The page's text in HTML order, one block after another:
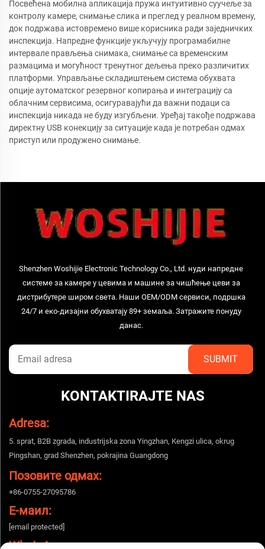
Посвећена мобилна апликација пружа интуитивно суучеље за
контролу камере, снимање слика и преглед у реалном времену,
док подржава истовремено више корисника ради заједничких
инспекција. Напредне функције укључују програмабилне
интервале прављења снимака, снимање са временским
размацима и могућност тренутног дељења преко различитих
платформи. Управљање складиштењем система обухвата
опције аутоматског резервног копирања и интеграцију са
облачним сервисима, осигуравајући да важни подаци са
инспекција никада не буду изгубљени. Уређај такође подржава
директну USB конекцију за ситуације када је потребан одмах
приступ или продужено снимање.
Shenzhen Woshijie Electronic Technology Co., Ltd. нуди напредне
системе за камере у цевима и машине за чишћење цеви за
дистрибутере широм света. Наши OEM/ODM сервиси, подршка
24/7 и еко-дизајни обухватају 89+ земаља. Затражите понуду
данас.
KONTAKTIRAJTE NAS
Adresa:
5. sprat, B2B zgrada, industrijska zona Yingzhan, Kengzi ulica, okrug
Pingshan, grad Shenzhen, pokrajina Guangdong
Позовите одмах:
+86-0755-27095786
Е-маил:
[email protected]
WhatsApp: